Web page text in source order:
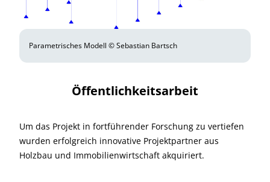
Parametrisches Modell © Sebastian Bartsch
Öffentlichkeitsarbeit
Um das Projekt in fortführender Forschung zu vertiefen
wurden erfolgreich innovative Projektpartner aus
Holzbau und Immobilienwirtschaft ak­qui­rie­rt.